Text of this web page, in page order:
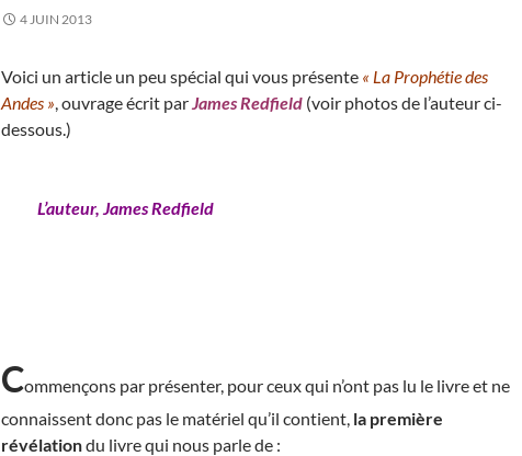
4 JUIN 2013
Voici un article un peu spécial qui vous présente « La Prophétie des
Andes », ouvrage écrit parJames Redfield (voir photos de l’auteur ci-
dessous.)
L’auteur, James Redfield
Commençons par présenter, pour ceux qui n’ont pas lu le livre et ne
connaissent donc pas le matériel qu’il contient, la première
révélationdu livre qui nous parle de :